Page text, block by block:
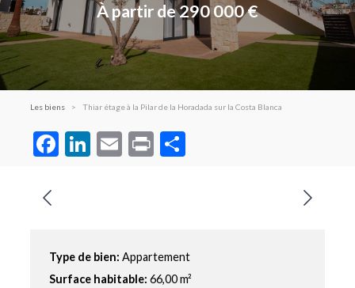
À partir de 290 000 €
Les biens Thiar étage à la Pilar de la Horadada sur la Costa Blanca
Facebook
LinkedIn
Email
Print
Type de bien: Appartement
Surface habitable: 66,00 m²